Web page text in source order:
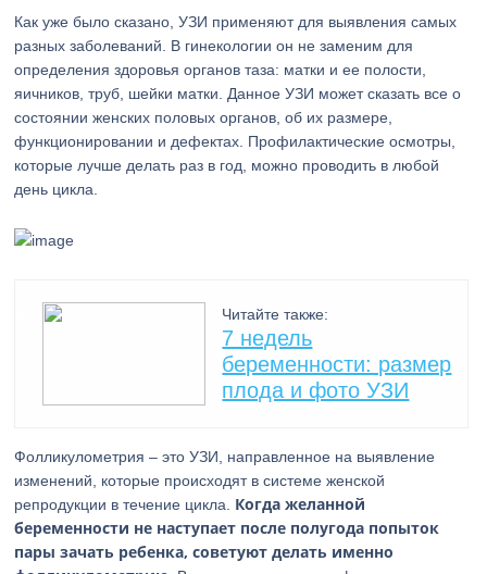
Как уже было сказано, УЗИ применяют для выявления самых
разных заболеваний. В гинекологии он не заменим для
определения здоровья органов таза: матки и ее полости,
яичников, труб, шейки матки. Данное УЗИ может сказать все о
состоянии женских половых органов, об их размере,
функционировании и дефектах. Профилактические осмотры,
которые лучше делать раз в год, можно проводить в любой
день цикла.
Читайте также:
7 недель
беременности: размер
плода и фото УЗИ
Фолликулометрия – это УЗИ, направленное на выявление
изменений, которые происходят в системе женской
репродукции в течение цикла. Когда желанной
беременности не наступает после полугода попыток
пары зачать ребенка, советуют делать именно